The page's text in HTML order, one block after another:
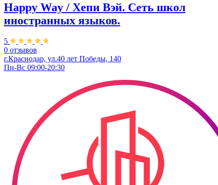
Happy Way / Хепи Вэй. Сеть школ
иностранных языков.
5
0 отзывов
г.Краснодар, ул.40 лет Победы, 140
Пн-Вс 09:00-20:30